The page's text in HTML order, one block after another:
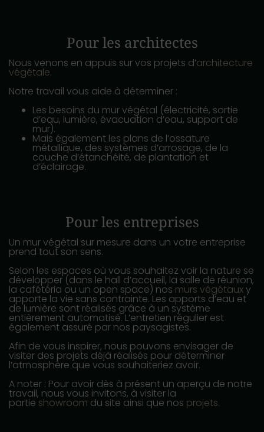
Pour les architectes
Nous venons en appuis sur vos projets d’architecture
végétale.
Notre travail vous aide à déterminer :
Les besoins du mur végétal (électricité, sortie
d’eau, lumière, évacuation d’eau, support de
mur).
Mais également les plans de l’ossature
métallique, des systèmes d’arrosage, de la
couche d’étanchéité, de plantation et
d’éclairage.
Pour les entreprises
Un mur végétal sur mesure dans un votre entreprise
prend tout son sens.
Selon les espaces où vous souhaitez voir la nature se
développer (dans le hall d’accueil, la salle de réunion,
la cafétéria ou un open space) nos murs végétauxy
apporte la vie sans contrainte. Les apports d’eau et
de lumière sont réalisés grâce à un système
entièrement automatisé. L’entretien régulier est
également assuré par nos paysagistes.
Afin de vous inspirer, nous pouvons envisager de
visiter des projets déjà réalisés pour déterminer
l’atmosphère que vous souhaiteriez avoir.
A noter : Pour avoir dès à présent un aperçu de notre
travail, nous vous invitons, à visiter la
partie showroom du site ainsi que nos projets.